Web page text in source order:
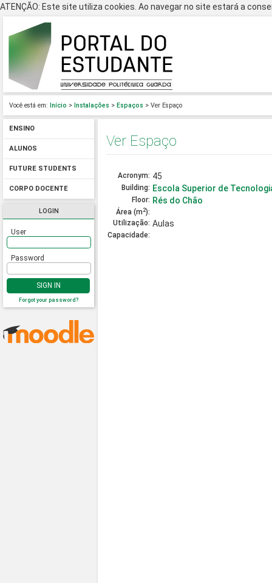
ATENÇÃO: Este site utiliza cookies. Ao navegar no site estará a
Você está em: Início > Instalações > Espaços > Ver Espaço
ENSINO
ALUNOS
FUTURE STUDENTS
CORPO DOCENTE
LOGIN
User
Password
SIGN IN
Forgot your password?
Ver Espaço
Acronym: 45
Building: Escola Superior de
Floor: Rés do Chão
Área (m 2):
Utilização: Aulas
Capacidade: